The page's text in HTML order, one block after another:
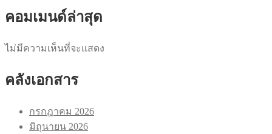
คอมเมนด์ล่าสุด
ไม่มีความเห็นที่จะแสดง
คลังเอกสาร
กรกฎาคม 2026
มิถุนายน 2026